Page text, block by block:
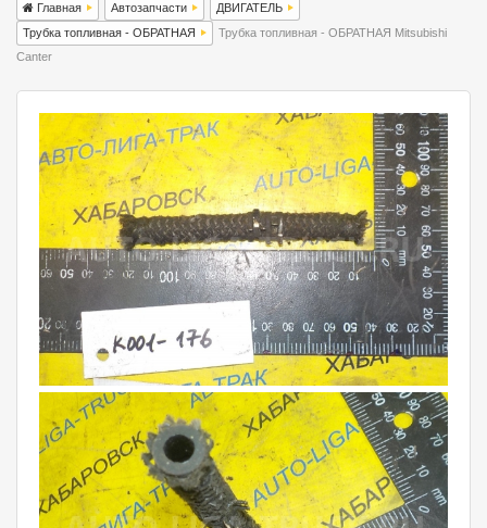
Главная Автозапчасти
ДВИГАТЕЛЬ
Трубка топливная - ОБРАТНАЯ
Трубка топливная - ОБРАТНАЯ Mitsubishi
Canter